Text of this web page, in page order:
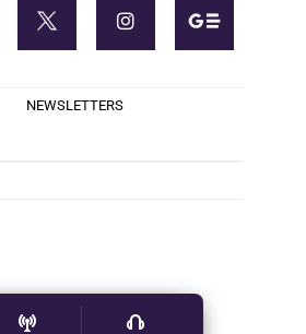
NEWSLETTERS